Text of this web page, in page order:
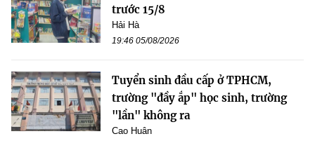
trước 15/8
Hải Hà
19:46 05/08/2026
Tuyển sinh đầu cấp ở TPHCM,
trường "đầy ắp" học sinh, trường
"lần" không ra
Cao Huân